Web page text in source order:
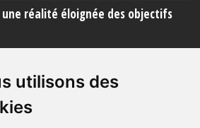
utilisons des
une réalité éloignée des objectifs
une porcherie totale »